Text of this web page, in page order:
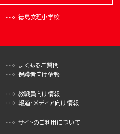
徳島文理小学校
よくあるご質問
保護者向け情報
教職員向け情報
報道・メディア向け情報
サイトのご利用について